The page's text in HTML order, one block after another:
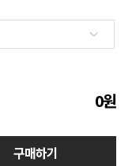
0원
구매하기